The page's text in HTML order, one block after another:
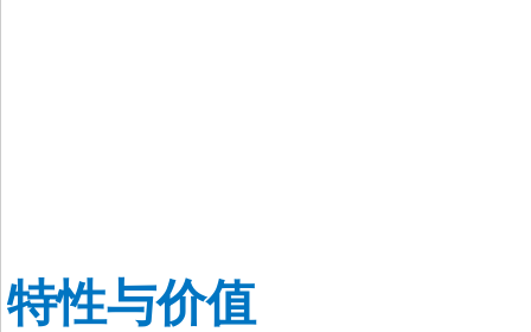
特性与价值